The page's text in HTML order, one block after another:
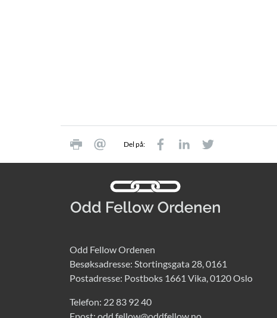
Del på:
Odd Fellow Ordenen
Besøksadresse: Stortingsgata 28, 0161
Postadresse: Postboks 1661 Vika, 0120 Oslo
Telefon: 22 83 92 40